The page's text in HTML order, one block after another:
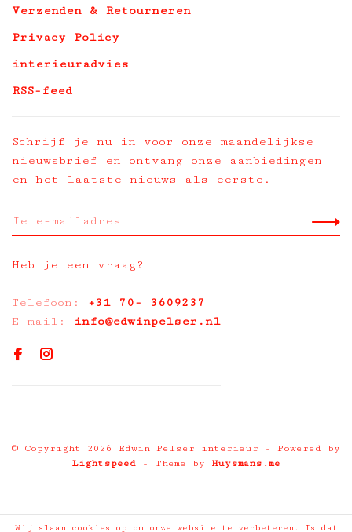
Verzenden & Retourneren
Privacy Policy
interieuradvies
RSS-feed
Schrijf je nu in voor onze maandelijkse
nieuwsbrief en ontvang onze aanbiedingen
en het laatste nieuws als eerste.
Heb je een vraag?
Telefoon: +31 70- 3609237
E-mail:
info@edwinpelser.nl
© Copyright 2026 Edwin Pelser interieur
- Powered by
Lightspeed- Theme by Huysmans.me
Wij slaan cookies op om onze website te verbeteren. Is dat